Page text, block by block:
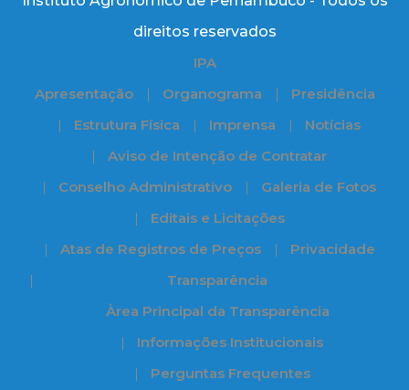
direitos reservados
IPA
Apresentação
Organograma
Presidência
Estrutura Física
Imprensa
Notícias
Aviso de Intenção de Contratar
Conselho Administrativo
Galeria de Fotos
Editais e Licitações
Atas de Registros de Preços
Privacidade
Transparência
Àrea Principal da Transparência
Informações Institucionais
Perguntas Frequentes